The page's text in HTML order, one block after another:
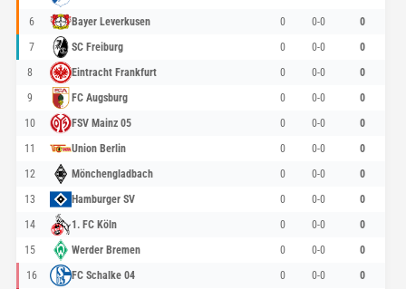
6
Bayer Leverkusen 0 0-0
0
7
SC Freiburg 0 0-0
0
8
Eintracht Frankfurt 0 0-0
0
9
FC Augsburg 0 0-0
0
10
FSV Mainz 05 0 0-0
0
11
Union Berlin 0 0-0
0
12
Mönchengladbach 0 0-0
0
13
Hamburger SV 0 0-0
0
14
1. FC Köln 0 0-0
0
15
Werder Bremen 0 0-0
0
16
FC Schalke 04 0 0-0
0